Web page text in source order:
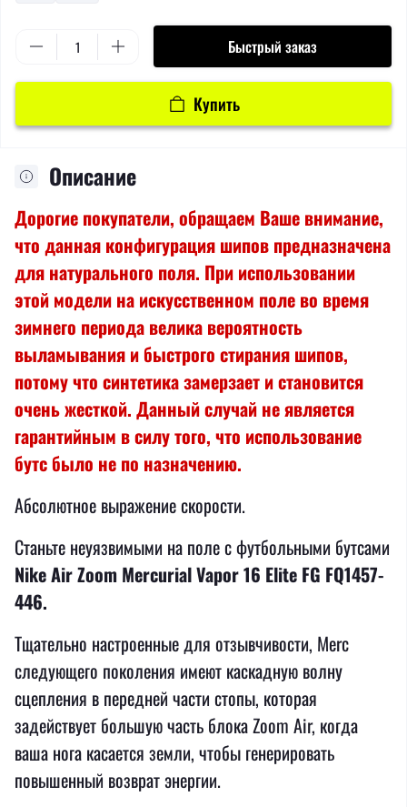
Быстрый заказ
Купить
Описание
Дорогие покупатели, обращаем Ваше внимание,
что данная конфигурация шипов предназначена
для натурального поля. При использовании
этой модели на искусственном поле во время
зимнего периода велика вероятность
выламывания и быстрого стирания шипов,
потому что синтетика замерзает и становится
очень жесткой. Данный случай не является
гарантийным в силу того, что использование
бутс было не по назначению.
Абсолютное выражение скорости.
Станьте неуязвимыми на поле с футбольными бутсами
Nike Air Zoom Mercurial Vapor 16 Elite FG FQ1457-
446.
Тщательно настроенные для отзывчивости, Merc
следующего поколения имеют каскадную волну
сцепления в передней части стопы, которая
задействует большую часть блока Zoom Air, когда
ваша нога касается земли, чтобы генерировать
повышенный возврат энергии.